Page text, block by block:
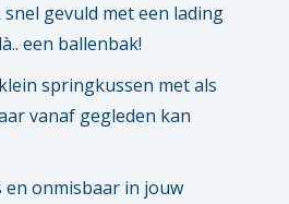
gevuld met een lading
een ballenbak!
springkussen met als
vanaf gegleden kan
onmisbaar in jouw